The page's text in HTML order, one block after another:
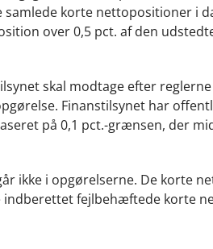
korte nettopositioner i
over 0,5 pct. af den
skal modtage efter
Finanstilsynet har
på 0,1 pct.-grænsen, der
ikke i opgørelserne. De korte
fejlbehæftede korte